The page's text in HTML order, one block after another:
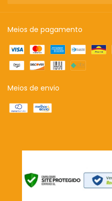
Meios de pagamento
Meios de envio